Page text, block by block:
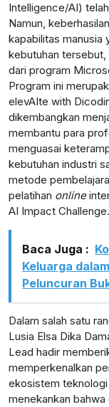
Intelligence/AI)
Namun,
kapabilitas manusia
kebutuhan tersebut,
dari program
Program ini
elevAIte with
dikembangkan
membantu para
menguasai
kebutuhan industri
metode
pelatihan online
AI Impact Challenge.
Baca Juga :
Keluarga
Peluncuran
Dalam salah satu
Lusia Elsa Dika
Lead hadir
memperkenalkan
ekosistem teknologi
menekankan